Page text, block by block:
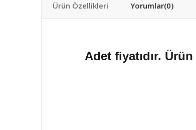
Ürün Özellikleri Yorumlar(0)
Adet fiyatıdır.